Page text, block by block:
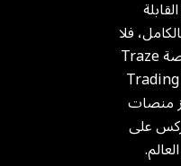
فلا
عجب أن منصة Traze
منصات
على